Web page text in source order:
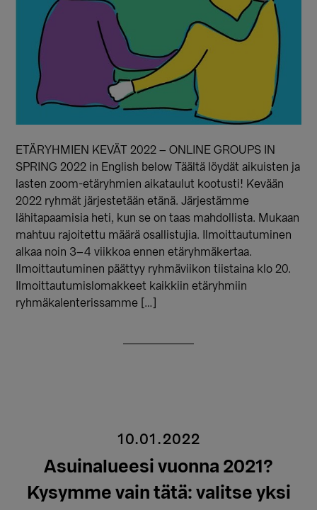
ETÄRYHMIEN KEVÄT 2022 – ONLINE GROUPS IN
SPRING 2022 in English below Täältä löydät aikuisten ja
lasten zoom-etäryhmien aikataulut kootusti! Kevään
2022 ryhmät järjestetään etänä. Järjestämme
lähitapaamisia heti, kun se on taas mahdollista. Mukaan
mahtuu rajoitettu määrä osallistujia. Ilmoittautuminen
alkaa noin 3–4 viikkoa ennen etäryhmäkertaa.
Ilmoittautuminen päättyy ryhmäviikon tiistaina klo 20.
Ilmoittautumislomakkeet kaikkiin etäryhmiin
ryhmäkalenterissamme […]
10.01.2022
Asuinalueesi vuonna 2021?
Kysymme vain tätä: valitse yksi